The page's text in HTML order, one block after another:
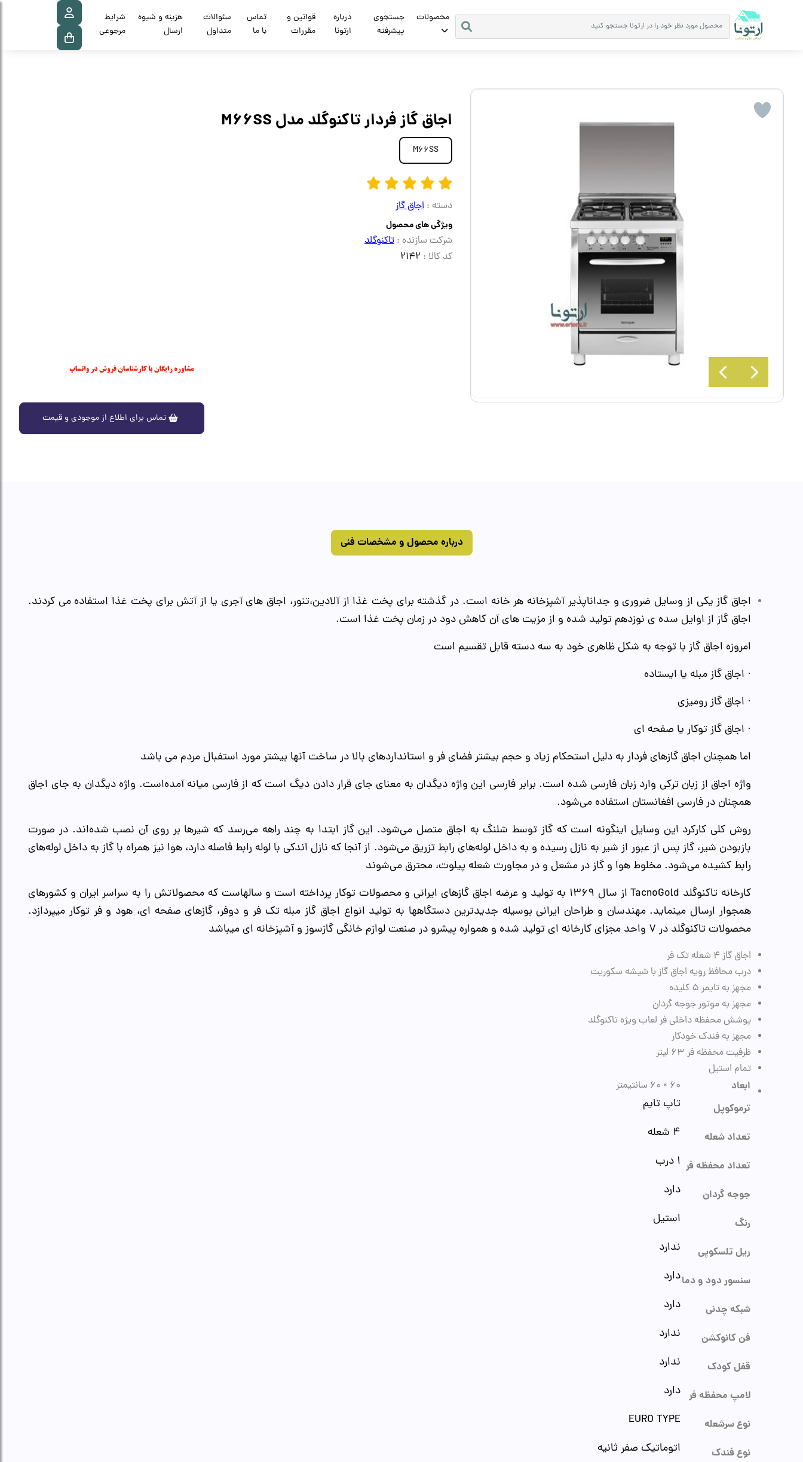
محصولات
جستجوی
پیشرفته
درباره
ارتونا
قوانین و
مقررات
تماس
با ما
سئوالات
متداول
هزینه و شیوه
ارسال
شرایط
مرجوعی
اجاق گاز فردار تاکنوگلد مدل M66SS
M66SS
دسته : اجاق گاز
ویژگی های محصول
شرکت سازنده : تاکنوگلد
کد کالا : 2142
تماس برای اطلاع از موجودی و قیمت
درباره محصول و مشخصات فنی
اجاق گاز یکی از وسایل ضروری و جداناپذیر آشپزخانه هر خانه است. در گذشته برای پخت غذا از آلادین،تنور، اجاق های آجری یا از آتش برای پخت غذا استفاده می کردند.
اجاق گاز از اوایل سده ی نوزدهم تولید شده و از مزیت های آن کاهش دود در زمان پخت غذا است.
امروزه اجاق گاز با توجه به شکل ظاهری خود به سه دسته قابل تقسیم است
· اجاق گاز مبله یا ایستاده
· اجاق گاز رومیزی
· اجاق گاز توکار یا صفحه ای
اما همچنان اجاق گازهای فردار به دلیل استحکام زیاد و حجم بیشتر فضای فر و استانداردهای بالا در ساخت آنها بیشتر مورد استفبال مردم می باشد
واژه اجاق از زبان ترکی وارد زبان فارسی شده است. برابر فارسی این واژه دیگدان‌ به معنای جای قرار دادن دیگ است که از فارسی میانه آمده‌است. واژه دیگدان به جای اجاق
همچنان در فارسی افغانستان استفاده می‌شود.
روش کلی کارکرد این وسایل اینگونه است که گاز توسط شلنگ به اجاق متصل می‌شود. این گاز ابتدا به چند راهه می‌رسد که شیرها بر روی آن نصب شده‌اند. در صورت
بازبودن شیر، گاز پس از عبور از شیر به نازل رسیده و به داخل لوله‌های رابط تزریق می‌شود. از آنجا که نازل اندکی با لوله رابط فاصله دارد، هوا نیز همراه با گاز به داخل لوله‌های
رابط کشیده می‌شود. مخلوط هوا و گاز در مشعل و در مجاورت شعله پیلوت، محترق می‌شوند
کارخانه تاکنوگلد TacnoGold از سال 1369 به تولید و عرضه اجاق گازهای ایرانی و محصولات توکار پرداخته است و سالهاست که محصولاتش را به سراسر ایران و کشورهای
همجوار ارسال مینماید. مهندسان و طراحان ایرانی بوسیله جدیدترین دستگاهها به تولید انواع اجاق گاز مبله تک فر و دوفر، گازهای صفحه ای، هود و فر توکار میپردازد.
محصولات تاکنوگلد در 7 واحد مجزای کارخانه ای تولید شده و همواره پیشرو در صنعت لوازم خانگی گازسوز و آشپزخانه ای میباشد
اجاق گاز 4 شعله تک فر
درب محافظ رویه اجاق گاز با شیشه سکوریت
مجهز به تایمر 5 کلیده
مجهز به موتور جوجه گردان
پوشش محفظه داخلی فر لعاب ویژه تاکنوگلد
مجهز به فندک خودکار
ظرفیت محفظه فر 63 لیتر
تمام استیل
ابعاد 60 × 60 سانتیمتر
ترموکوپل تاپ تایم
تعداد شعله 4 شعله
تعداد محفظه فر 1 درب
جوجه گردان دارد
رنگ استیل
ریل تلسکوپی ندارد
سنسور دود و دمادارد
شبکه چدنی دارد
فن کانوکشن ندارد
قفل کودک ندارد
لامپ محفظه فر دارد
نوع سرشعله EURO TYPE
نوع فندک اتوماتیک صفر ثانیه